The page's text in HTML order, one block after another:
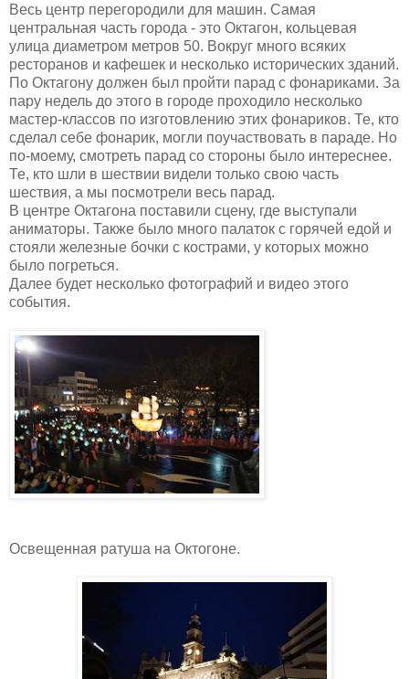
Весь центр перегородили для машин. Самая
центральная часть города - это Октагон, кольцевая
улица диаметром метров 50. Вокруг много всяких
ресторанов и кафешек и несколько исторических зданий.
По Октагону должен был пройти парад с фонариками. За
пару недель до этого в городе проходило несколько
мастер-классов по изготовлению этих фонариков. Те, кто
сделал себе фонарик, могли поучаствовать в параде. Но
по-моему, смотреть парад со стороны было интереснее.
Те, кто шли в шествии видели только свою часть
шествия, а мы посмотрели весь парад.
В центре Октагона поставили сцену, где выступали
аниматоры. Также было много палаток с горячей едой и
стояли железные бочки с кострами, у которых можно
было погреться.
Далее будет несколько фотографий и видео этого
события.
Освещенная ратуша на Октогоне.